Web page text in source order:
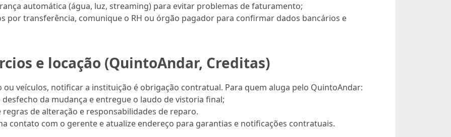
automática (água, luz, streaming) para evitar problemas de faturamento;
por transferência, comunique o RH ou órgão pagador para confirmar dados bancários e
e locação (QuintoAndar, Creditas)
veículos, notificar a instituição é obrigação contratual. Para quem aluga pelo QuintoAndar:
da mudança e entregue o laudo de vistoria final;
de alteração e responsabilidades de reparo.
contato com o gerente e atualize endereço para garantias e notificações contratuais.